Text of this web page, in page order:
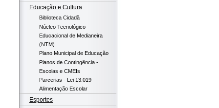
Educação e Cultura
Biblioteca Cidadã
Núcleo Tecnológico
Educacional de Medianeira
(NTM)
Plano Municipal de Educação
Planos de Contingência -
Escolas e CMEIs
Parcerias - Lei 13.019
Alimentação Escolar
Esportes